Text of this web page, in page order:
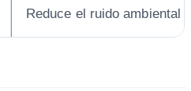
Reduce el ruido ambiental